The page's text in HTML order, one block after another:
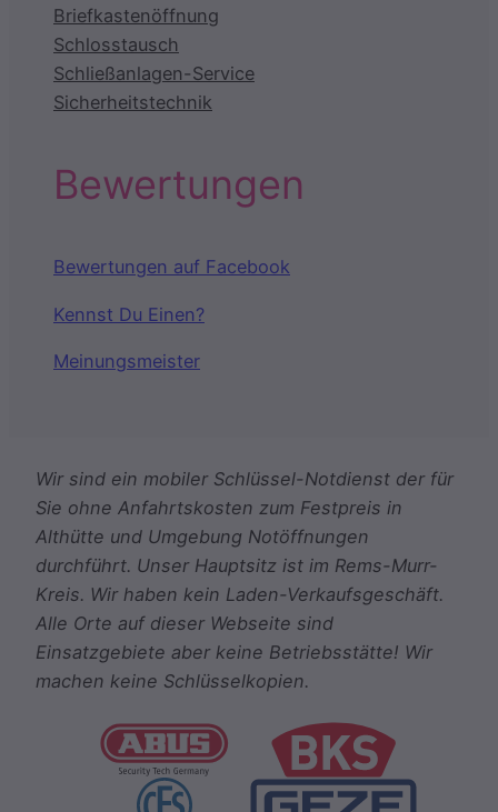
Briefkastenöffnung
Schlosstausch
Schließanlagen-Service
Sicherheitstechnik
Bewertungen
Bewertungen auf Facebook
Kennst Du Einen?
Meinungsmeister
Wir sind ein mobiler Schlüssel-Notdienst der für
Sie ohne Anfahrtskosten zum Festpreis in
Althütte und Umgebung Notöffnungen
durchführt. Unser Hauptsitz ist im Rems-Murr-
Kreis. Wir haben kein Laden-Verkaufsgeschäft.
Alle Orte auf dieser Webseite sind
Einsatzgebiete aber keine Betriebsstätte! Wir
machen keine Schlüsselkopien.